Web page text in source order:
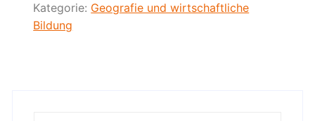
Kategorie: Geografie und wirtschaftliche
Bildung